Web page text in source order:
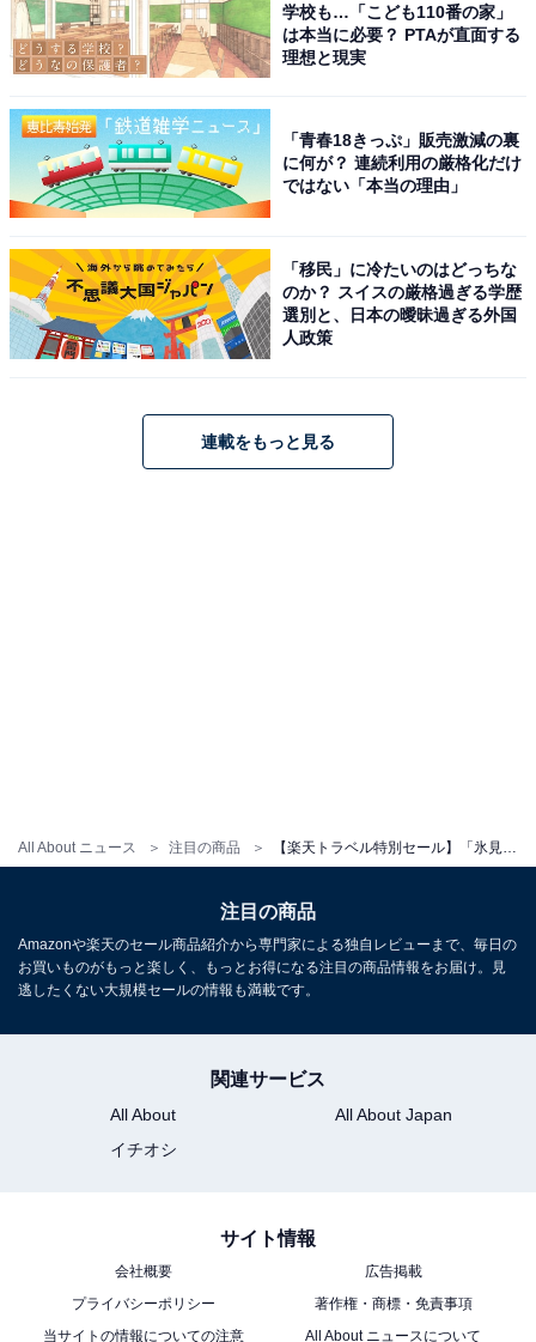
All About ニュース 注目の商品
※掲載されている情報は記事公開時のものです。あらか
じめご了承ください。 また、記事中の宿泊プランを予約
すると、売上の一部がオールアバウトに還元されること
があります。
この記事の執筆者： All About ニュース お買
いもの部
Amazonのセール商品から売れ筋ランキングまで、毎日のお買いも
のがもっと楽しく、もっとお得になる情報をお届け。編集部員によ
る独自レビューなど、ここでしか手に入らない情報も満載です。
...続きを読む
学校も…「こども110番の家」
は本当に必要？ PTAが直面する
理想と現実
「青春18きっぷ」販売激減の裏
に何が？ 連続利用の厳格化だけ
ではない「本当の理由」
「移民」に冷たいのはどっちな
のか？ スイスの厳格過ぎる学歴
選別と、日本の曖昧過ぎる外国
人政策
連載をもっと見る
注目の商品
Amazonや楽天のセール商品紹介から専門家による独自レビューまで、毎日の
お買いものがもっと楽しく、もっとお得になる注目の商品情報をお届け。見
逃したくない大規模セールの情報も満載です。
関連サービス
All About
All About Japan
イチオシ
サイト情報
会社概要
広告掲載
プライバシーポリシー
著作権・商標・免責事項
当サイトの情報についての注意
All About ニュースについて